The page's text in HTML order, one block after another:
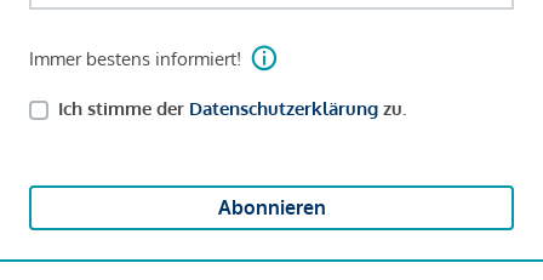
Immer bestens informiert!
Ich stimme der Datenschutzerklärung zu.
Abonnieren